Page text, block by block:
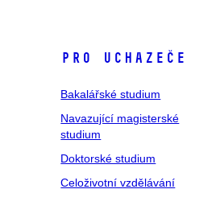
Pro uchazeče
Bakalářské studium
Navazující magisterské
studium
Doktorské studium
Celoživotní vzdělávání